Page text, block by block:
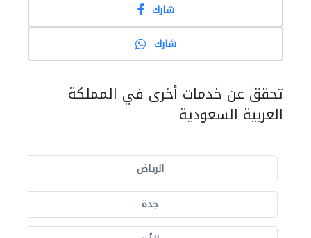
شارك
شارك
تحقق عن خدمات أخرى في المملكة
العربية السعودية
الرياض
جدة